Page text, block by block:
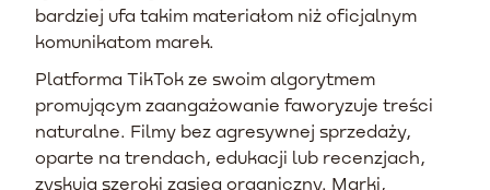
bardziej ufa takim materiałom niż oficjalnym
komunikatom marek.
Platforma TikTok ze swoim algorytmem
promującym zaangażowanie faworyzuje treści
naturalne. Filmy bez agresywnej sprzedaży,
oparte na trendach, edukacji lub recenzjach,
zyskują szeroki zasięg organiczny. Marki,